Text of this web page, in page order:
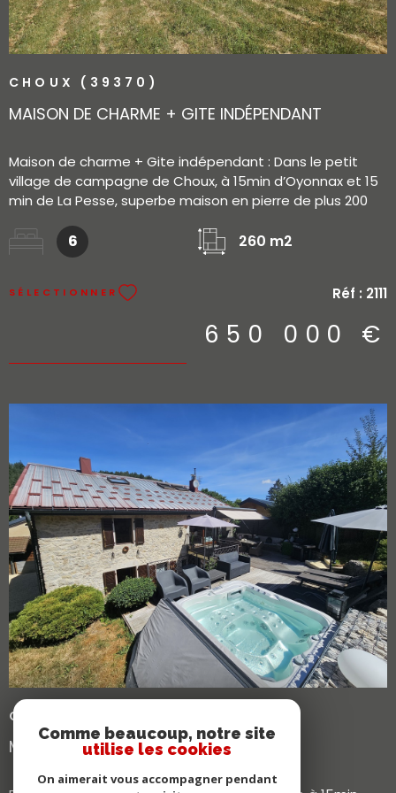
CHOUX (39370)
MAISON DE CHARME + GITE INDÉPENDANT
Maison de charme + Gite indépendant : Dans le petit
village de campagne de Choux, à 15min d’Oyonnax et 15
min de La Pesse, superbe maison en pierre de plus 200
usage de location touristique. La maison principale est
composée d’une magnifique pièce de vie de près de
salle à manger et salon en demi-niveau avec poêle à
petites salles d'eau privatives, une chambre mansardée
de plain-pied avec le séjour équipée d'un store-banne,
et d'un jacuzzi. Abris voiture indépendant et parking.
Terrain de 1 600m² Chalet indépendant de 60m² construit
en 2025 actuellement exploité en location saisonnière
(revenu locatif d’environ 18 000 € sur les neufs derniers
mois) : cuisine intégrée / séjour donnant sur terrasse, 2
chambres, salle d’eau. Terrain de 1 600 m². Possibilité de
vendre les biens séparément. Contact : Alexandre
Saillard : 06.83.83.41.75
6 260 m2
SÉLECTIONNER Réf : 2111
650 000 €
CHOUX (39370)
MAISON DE CHARME EN PIERRE
VOIR LE BIEN
Comme beaucoup, notre site
utilise les cookies
On aimerait vous accompagner pendant